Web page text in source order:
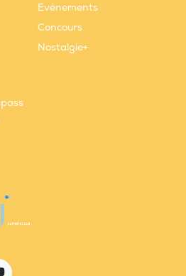
Evènements
Concours
Nostalgie+